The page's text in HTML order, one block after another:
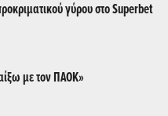
γύρου στο Superbet
με τον ΠΑΟΚ»